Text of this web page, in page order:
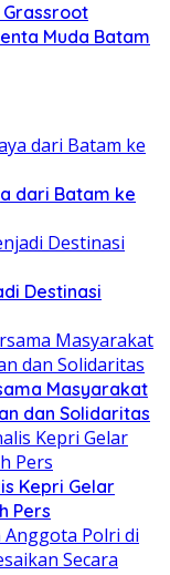
Grassroot
Muda Batam
dari Batam ke
Destinasi
Masyarakat
dan Solidaritas
Kepri Gelar
Pers